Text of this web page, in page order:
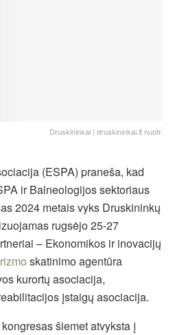
Druskininkai | druskininkai.lt nuotr.
(ESPA) praneša, kad
ir Balneologijos sektoriaus
2024 metais vyks Druskininkų
rugsėjo 25-27
– Ekonomikos ir inovacijų
skatinimo agentūra
kurortų asociacija,
įstaigų asociacija.
šiemet atvyksta į